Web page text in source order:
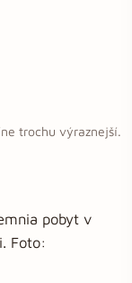
trochu výraznejší.
pobyt v
Foto: